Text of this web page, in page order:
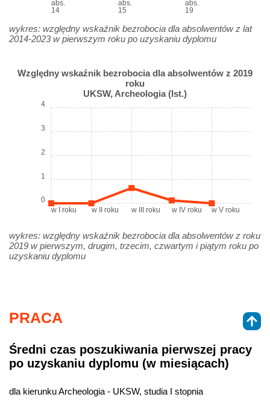
abs.
14
abs.
15
abs.
19
wykres: względny wskaźnik bezrobocia dla absolwentów z lat
2014-2023 w pierwszym roku po uzyskaniu dyplomu
Względny wskaźnik bezrobocia dla absolwentów z 2019
roku
UKSW, Archeologia (Ist.)
w I roku w II roku w III roku w IV roku w V roku
0
1
2
3
4
wykres: względny wskaźnik bezrobocia dla absolwentów z roku
2019 w pierwszym, drugim, trzecim, czwartym i piątym roku po
uzyskaniu dyplomu
PRACA
Średni czas poszukiwania pierwszej pracy
po uzyskaniu dyplomu (w miesiącach)
dla kierunku Archeologia - UKSW, studia I stopnia